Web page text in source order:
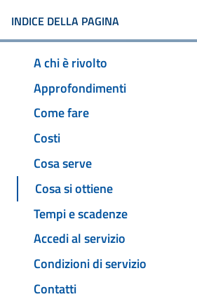
INDICE DELLA PAGINA
A chi è rivolto
Approfondimenti
Come fare
Costi
Cosa serve
Cosa si ottiene
Tempi e scadenze
Accedi al servizio
Condizioni di servizio
Contatti